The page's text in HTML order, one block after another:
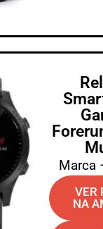
Marca
VER
NA